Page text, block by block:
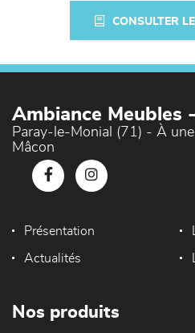
CONSULTER
Ambiance Meubles
Paray-le-Monial (71) - À
Mâcon
Présentation
Actualités
Nos produits